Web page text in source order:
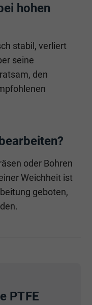
hohen
stabil, verliert
seine
den
oder Bohren
Weichheit ist
geboten,
PTFE